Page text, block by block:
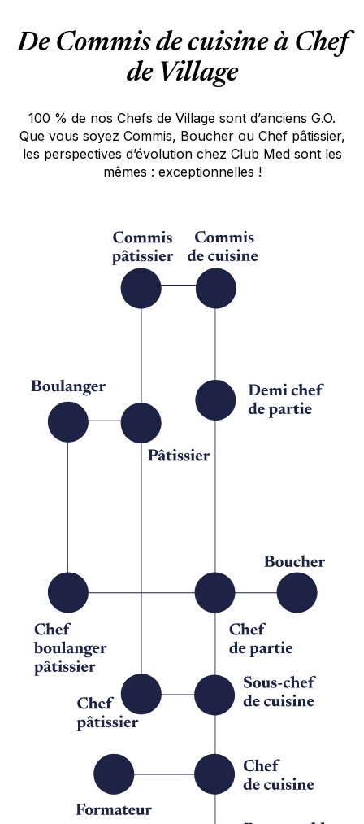
équipements.
En devenant G.O Pizzaiolo, vous pourrez
profiter des infrastructures et des activités
Qu’attendez-vous ? Préparez vos valises !
Tous nos postes sont ouverts aux personnes
relevant des catégories protégées.
De Commis de cuisine à Chef
de Village
100 % de nos Chefs de Village sont d’anciens G.O.
Que vous soyez Commis, Boucher ou Chef pâtissier,
les perspectives d’évolution chez Club Med sont les
mêmes : exceptionnelles !